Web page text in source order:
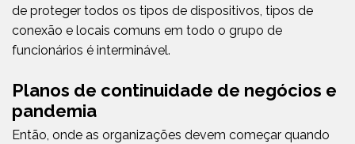
de proteger todos os tipos de dispositivos, tipos de
conexão e locais comuns em todo o grupo de
funcionários é interminável.
Planos de continuidade de negócios e
pandemia
Então, onde as organizações devem começar quando